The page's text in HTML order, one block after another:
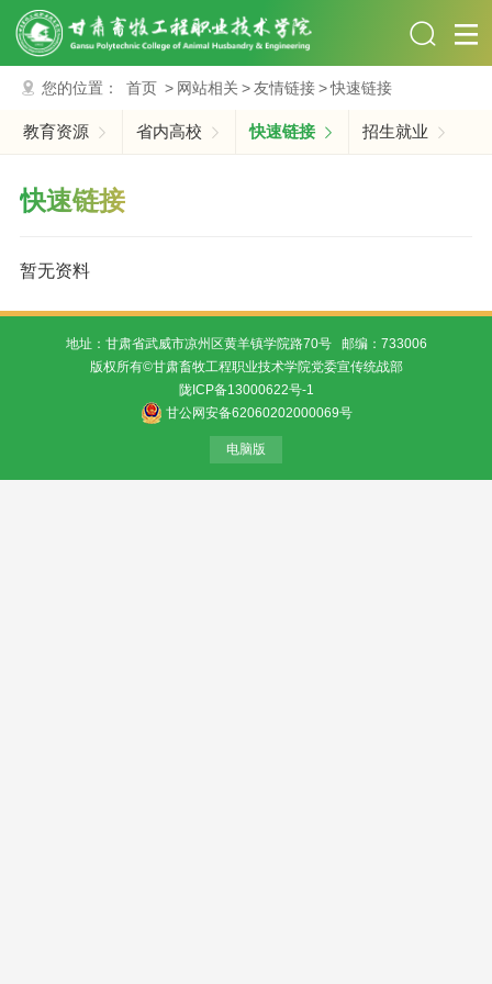
您的位置： 首页 > 网站相关 >友情链接>快速链接
教育资源 省内高校 快速链接 招生就业
快速链接
暂无资料
地址：甘肃省武威市凉州区黄羊镇学院路70号 邮编：733006
版权所有©甘肃畜牧工程职业技术学院党委宣传统战部
陇ICP备13000622号-1
甘公网安备62060202000069号
电脑版